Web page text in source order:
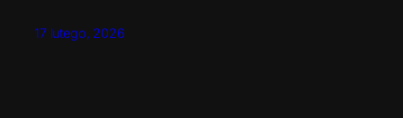
17 lutego, 2026